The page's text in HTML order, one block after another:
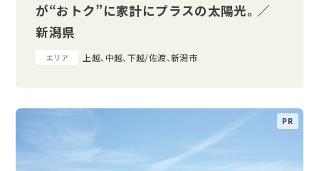
が“おトク”に家計にプラスの太陽光。 ／
新潟県
エリア 上越、中越、下越/佐渡、新潟市